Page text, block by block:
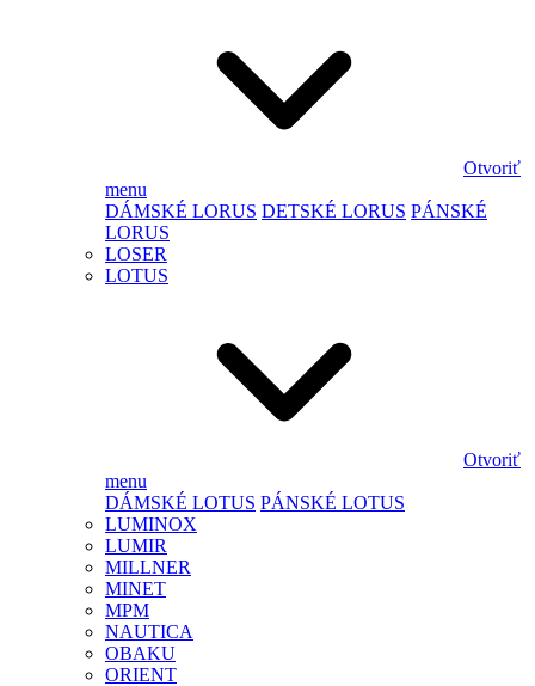
Otvoriť
menu
DÁMSKÉ LORUS DETSKÉ LORUS PÁNSKÉ
LORUS
LOSER
LOTUS
Otvoriť
menu
DÁMSKÉ LOTUS PÁNSKÉ LOTUS
LUMINOX
LUMIR
MILLNER
MINET
MPM
NAUTICA
OBAKU
ORIENT